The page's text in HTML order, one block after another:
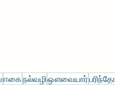
ஈகைநல்வழிஔவையார்